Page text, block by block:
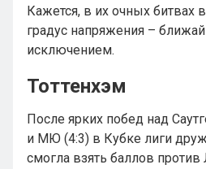
Кажется, в их очных битвах
градус напряжения –
исключением.
Тоттенхэм
После ярких побед над
и МЮ (4:3) в Кубке лиги
смогла взять баллов